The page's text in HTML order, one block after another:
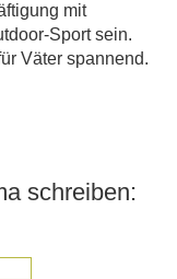
mit
Sport sein.
Väter spannend.
schreiben: